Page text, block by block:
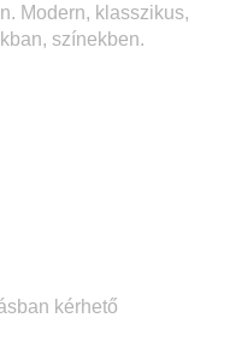
Modern, klasszikus,
színekben.
kérhető